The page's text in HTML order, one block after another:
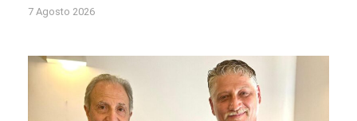
7 Agosto 2026